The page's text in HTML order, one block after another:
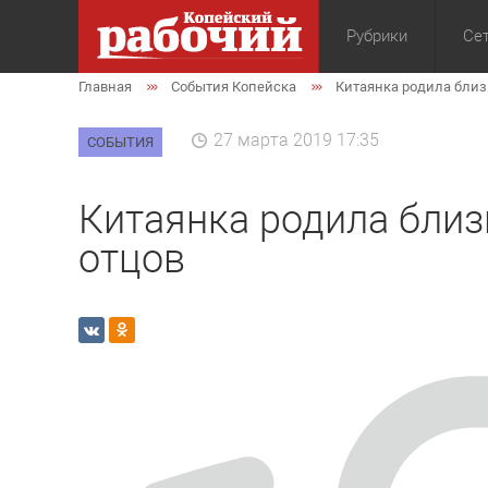
Рубрики
Общество
Главная События Копейска Китаянка родила
СОБЫТИЯ 27 марта 2019 17:35
Китаянка родила
отцов